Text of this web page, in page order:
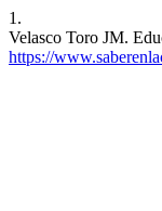
1.
Velasco Toro JM.
https://